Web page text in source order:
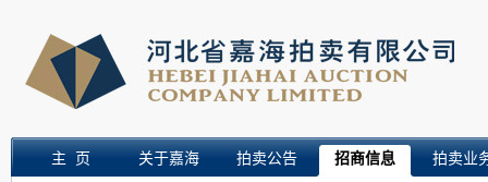
主 页 关于嘉海 拍卖公告 招商信息 拍卖业